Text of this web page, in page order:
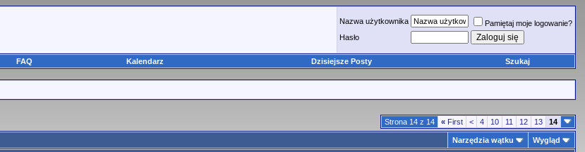
Nazwa użytkownika
Pamiętaj moje logowanie?
Hasło
FAQ Kalendarz Dzisiejsze Posty Szukaj
Strona 14 z 14 « First < 4 10 11 12 13 14
Narzędzia wątku
Wygląd